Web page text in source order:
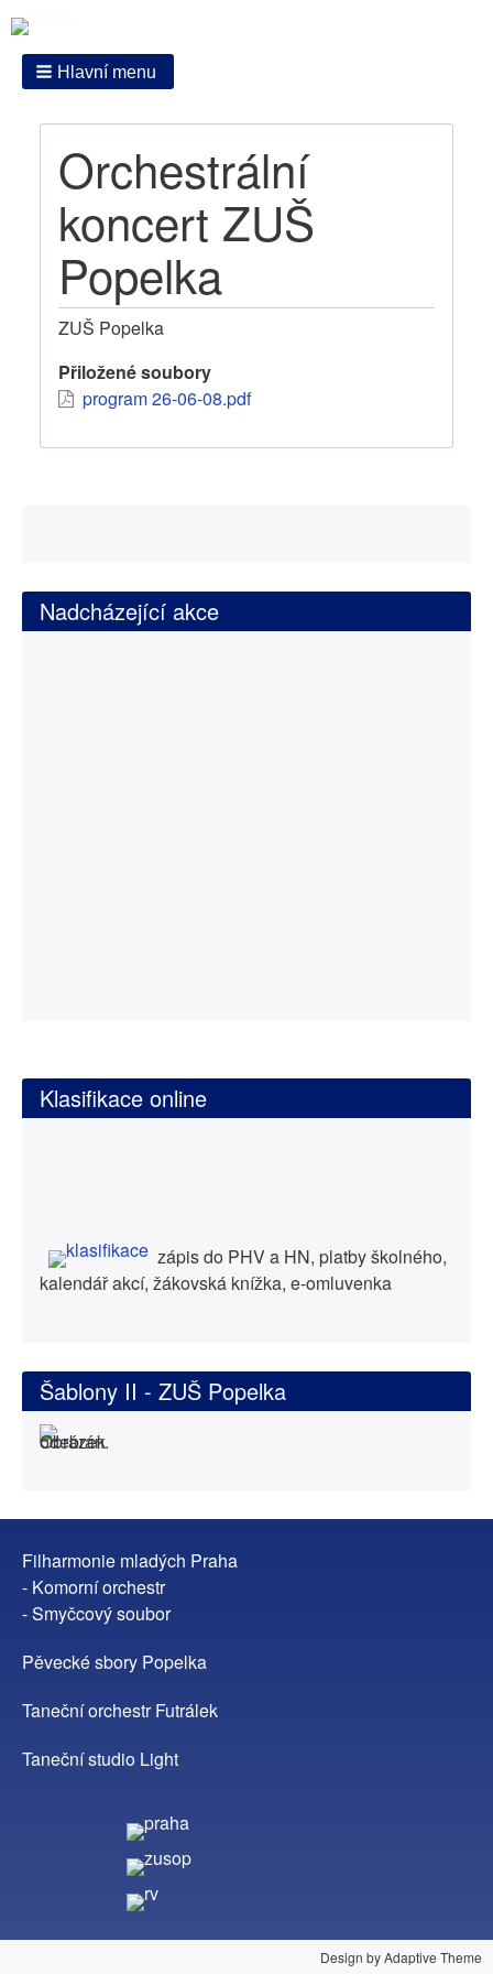
Hlavní menu
Orchestrální
koncert ZUŠ
Popelka
ZUŠ Popelka
Přiložené soubory
program 26-06-08.pdf
Nadcházející akce
Klasifikace online
zápis do PHV a HN, platby školného,
kalendář akcí, žákovská knížka, e-omluvenka
Šablony II - ZUŠ Popelka
Filharmonie mladých Praha
- Komorní orchestr
- Smyčcový soubor
Pěvecké sbory Popelka
Taneční orchestr Futrálek
Taneční studio Light
Design by Adaptive Theme